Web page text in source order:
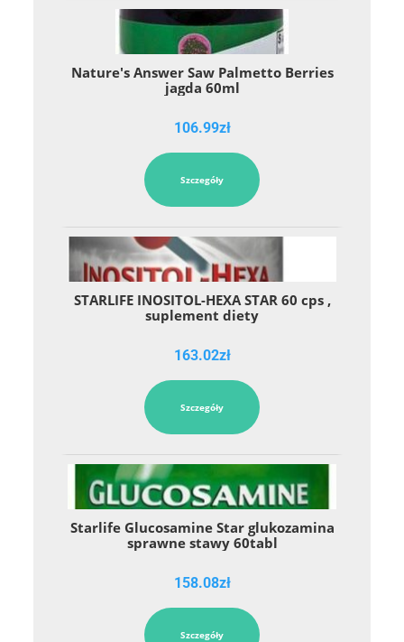
Nature's Answer Saw Palmetto Berries
jagda 60ml
106.99zł
Szczegóły
STARLIFE INOSITOL-HEXA STAR 60 cps ,
suplement diety
163.02zł
Szczegóły
Starlife Glucosamine Star glukozamina
sprawne stawy 60tabl
158.08zł
Szczegóły